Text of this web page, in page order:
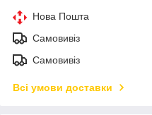
Нова Пошта
Самовивіз
Самовивіз
Всі умови доставки